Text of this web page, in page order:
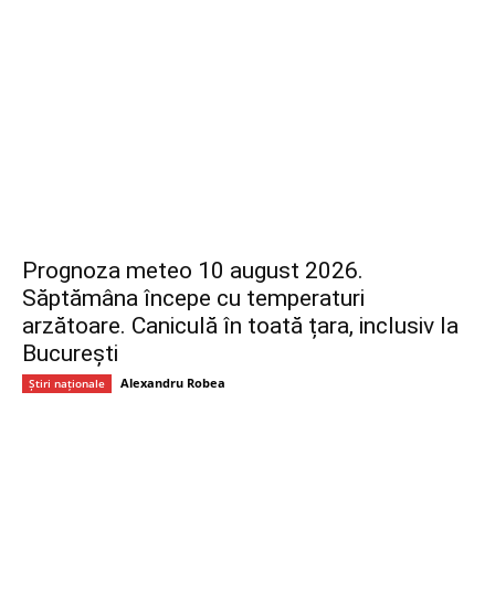
Prognoza meteo 10 august 2026.
Săptămâna începe cu temperaturi
arzătoare. Caniculă în toată țara, inclusiv la
București
Știri naționale Alexandru Robea